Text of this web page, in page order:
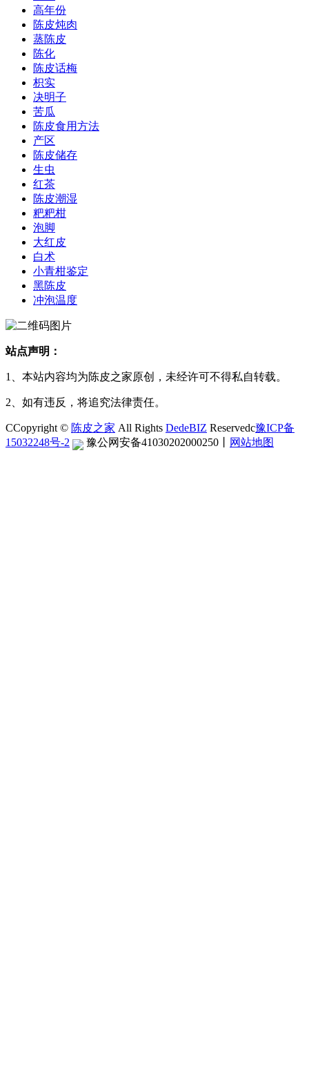
高年份
陈皮炖肉
蒸陈皮
陈化
陈皮话梅
枳实
决明子
苦瓜
陈皮食用方法
产区
陈皮储存
生虫
红茶
陈皮潮湿
粑粑柑
泡脚
大红皮
白术
小青柑鉴定
黑陈皮
冲泡温度
站点声明：
1、本站内容均为陈皮之家原创，未经许可不得私自转载。
2、如有违反，将追究法律责任。
CCopyright © 陈皮之家 All Rights DedeBIZ Reservedc豫ICP备
15032248号-2
豫公网安备41030202000250 网站地图